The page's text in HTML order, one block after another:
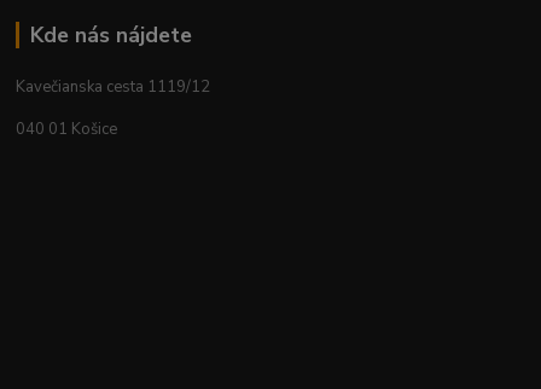
Kde nás nájdete
Kavečianska cesta 1119/12
040 01 Košice